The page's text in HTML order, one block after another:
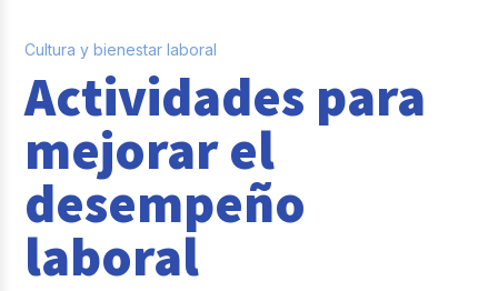
Pago de nómina
Buk
Transformación digital
Tendencias y Data
Reclutamiento y Selección
Cultura y bienestar laboral
Actividades para
mejorar el
desempeño
laboral